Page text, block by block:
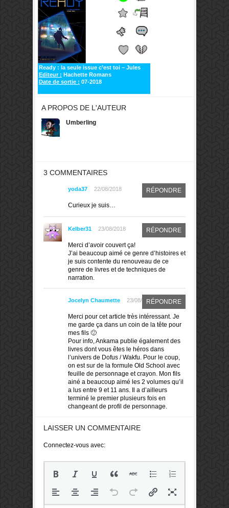
Ready : la seule issue c’est toi – Jules
Editeur : Hachette Romans
Date de sortie : 07-2018
A PROPOS DE L'AUTEUR
Umberling
3 COMMENTAIRES
yoda37 22/08/2018 RÉPONDRE
Curieux je suis…
Kelber31 23/08/2018 RÉPONDRE
Merci d’avoir couvert ça!
J’ai beaucoup aimé ce genre d’histoires et
je suis contente du renouveau de ce
genre de livres et de techniques de
narration.
Jocelyn Chaumette 23/08/2018RÉPONDRE
Merci pour cet article très intéressant. Je
me garde ça dans un coin de la tête pour
mes fils 🙂
Pour info, Ankama publie également des
livres dont vous êtes le héros dans
l’univers de Dofus / Wakfu. Pour le coup,
on est sur de la formule Old School avec
feuille de personnage et crayon. Mon fils
ainé a beaucoup aimé les 2 volumes qu’il
a lus entre 9 et 11 ans. Il a d’ailleurs
terminé le premier plusieurs fois en
changeant de profil de personnage.
LAISSER UN COMMENTAIRE
Connectez-vous avec: